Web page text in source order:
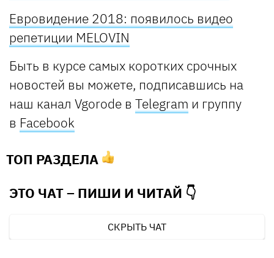
Евровидение 2018: появилось видео
репетиции MELOVIN
Быть в курсе самых коротких срочных
новостей вы можете, подписавшись на
наш канал Vgorode в Telegram и группу
в Facebook
ТОП РАЗДЕЛА
ЭТО ЧАТ – ПИШИ И ЧИТАЙ 👇
СКРЫТЬ ЧАТ